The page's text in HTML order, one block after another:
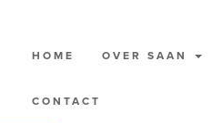
HOME OVER SAAN
CONTACT